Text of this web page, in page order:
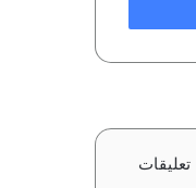
تعليقات